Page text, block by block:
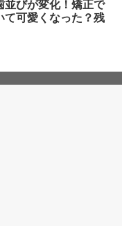
並びが変化！矯正で
て可愛くなった？残